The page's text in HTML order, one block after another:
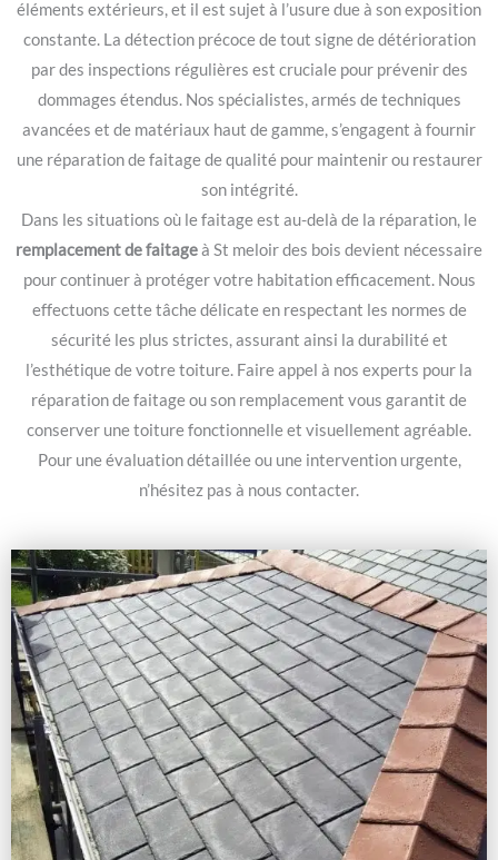
éléments extérieurs, et il est sujet à l’usure due à son exposition
constante. La détection précoce de tout signe de détérioration
par des inspections régulières est cruciale pour prévenir des
dommages étendus. Nos spécialistes, armés de techniques
avancées et de matériaux haut de gamme, s’engagent à fournir
une réparation de faitage de qualité pour maintenir ou restaurer
son intégrité.
Dans les situations où le faitage est au-delà de la réparation, le
remplacement de faitageà St meloir des bois devient nécessaire
pour continuer à protéger votre habitation efficacement. Nous
effectuons cette tâche délicate en respectant les normes de
sécurité les plus strictes, assurant ainsi la durabilité et
l’esthétique de votre toiture. Faire appel à nos experts pour la
réparation de faitage ou son remplacement vous garantit de
conserver une toiture fonctionnelle et visuellement agréable.
Pour une évaluation détaillée ou une intervention urgente,
n’hésitez pas à nous contacter.